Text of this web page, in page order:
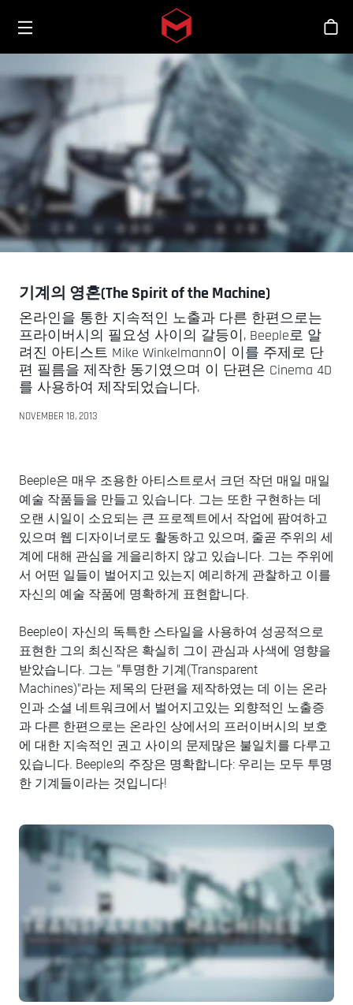
Skip to main content
Toggle menu
스
기계의 영혼(The Spirit of the Machine)
온라인을 통한 지속적인 노출과 다른 한편으로는
프라이버시의 필요성 사이의 갈등이, Beeple로 알
려진 아티스트 Mike Winkelmann이 이를 주제로 단
편 필름을 제작한 동기였으며 이 단편은 Cinema 4D
를 사용하여 제작되었습니다.
NOVEMBER 18, 2013
Beeple은 매우 조용한 아티스트로서 크던 작던 매일 매일
예술 작품들을 만들고 있습니다. 그는 또한 구현하는 데
오랜 시일이 소요되는 큰 프로젝트에서 작업에 팜여하고
있으며 웹 디자이너로도 활동하고 있으며, 줄곧 주위의 세
계에 대해 관심을 게을리하지 않고 있습니다. 그는 주위에
서 어떤 일들이 벌어지고 있는지 예리하게 관찰하고 이를
자신의 예술 작품에 명확하게 표현합니다.
Beeple이 자신의 독특한 스타일을 사용하여 성공적으로
표현한 그의 최신작은 확실히 그이 관심과 사색에 영향을
받았습니다. 그는 "투명한 기계(Transparent
Machines)"라는 제목의 단편을 제작하였는 데 이는 온라
인과 소셜 네트워크에서 벌어지고있는 외향적인 노출증
과 다른 한편으로는 온라인 상에서의 프러이버시의 보호
에 대한 지속적인 권고 사이의 문제많은 불일치를 다루고
있습니다. Beeple의 주장은 명확합니다: 우리는 모두 투명
한 기계들이라는 것입니다!